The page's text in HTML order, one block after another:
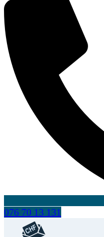
076 70 13 131